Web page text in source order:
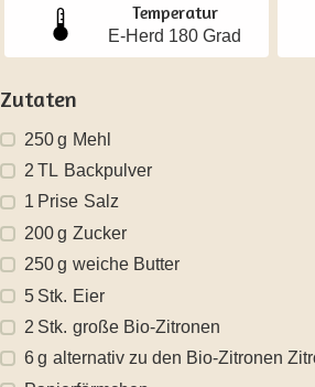
Temperatur
E-Herd 180 Grad
Zutaten
250 g Mehl
2 TL Backpulver
1 Prise Salz
200 g Zucker
250 g weiche Butter
5 Stk. Eier
2 Stk. große Bio-Zitronen
6 g alternativ zu den Bio-Zitronen